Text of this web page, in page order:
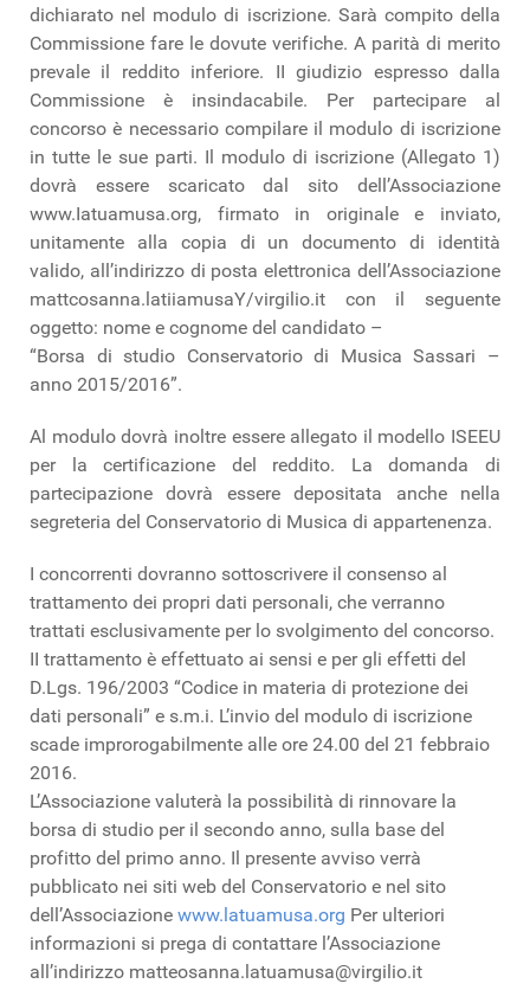
dichiarato nel modulo di iscrizione. Sarà compito della
Commissione fare le dovute verifiche. A parità di merito
prevale il reddito inferiore. II giudizio espresso dalla
Commissione è insindacabile. Per partecipare al
concorso è necessario compilare il modulo di iscrizione
in tutte le sue parti. Il modulo di iscrizione (Allegato 1)
dovrà essere scaricato dal sito dell’Associazione
www.Iatuamusa.org, firmato in originale e inviato,
unitamente alla copia di un documento di identità
valido, all’indirizzo di posta elettronica dell’Associazione
mattcosanna.latiiamusaY/virgilio.it con il seguente
oggetto: nome e cognome del candidato –
“Borsa di studio Conservatorio di Musica Sassari –
anno 2015/2016”.
Al modulo dovrà inoltre essere allegato il modello ISEEU
per la certificazione del reddito. La domanda di
partecipazione dovrà essere depositata anche nella
segreteria del Conservatorio di Musica di appartenenza.
I concorrenti dovranno sottoscrivere il consenso al
trattamento dei propri dati personali, che verranno
trattati esclusivamente per lo svolgimento del concorso.
II trattamento è effettuato ai sensi e per gli effetti del
D.Lgs. 196/2003 “Codice in materia di protezione dei
dati personali” e s.m.i. L’invio del modulo di iscrizione
scade improrogabilmente alle ore 24.00 del 21 febbraio
2016.
L’Associazione valuterà la possibilità di rinnovare la
borsa di studio per il secondo anno, sulla base del
profitto del primo anno. Il presente avviso verrà
pubblicato nei siti web del Conservatorio e nel sito
dell’Associazione www.latuamusa.org Per ulteriori
informazioni si prega di contattare l’Associazione
all’indirizzo matteosanna.latuamusa@virgilio.it